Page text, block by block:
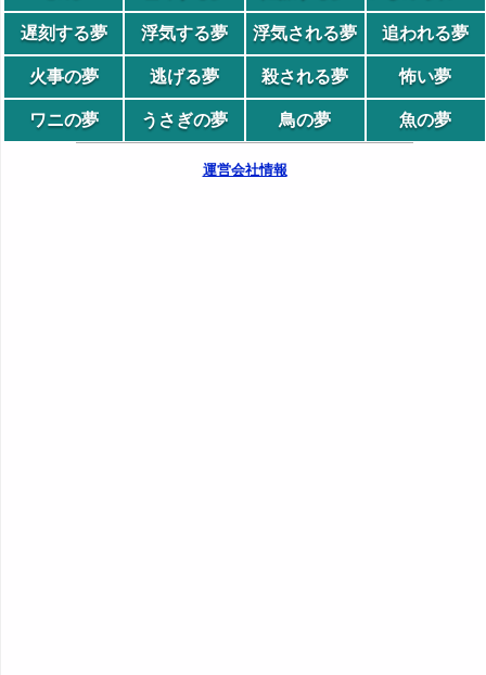
遅刻する夢 浮気する夢 浮気される夢 追われる夢
火事の夢 逃げる夢 殺される夢 怖い夢
ワニの夢 うさぎの夢 鳥の夢 魚の夢
運営会社情報